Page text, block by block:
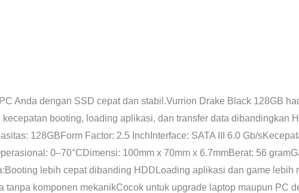
Anda dengan SSD cepat dan stabil.Vurrion Drake Black 128GB
booting, loading aplikasi, dan transfer data dibandingkan
128GBForm Factor: 2.5 InchInterface: SATA III 6.0 Gb/
0–70°CDimensi: 100mm x 70mm x 6.7mmBerat: 56
lebih cepat dibanding HDDLoading aplikasi dan game lebih
tanpa komponen mekanikCocok untuk upgrade laptop maupun PC